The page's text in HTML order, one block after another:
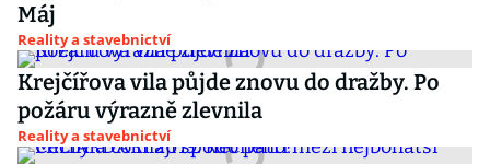
Máj
Reality a stavebnictví
Krejčířova vila půjde znovu do dražby. Po
požáru výrazně zlevnila
Reality a stavebnictví